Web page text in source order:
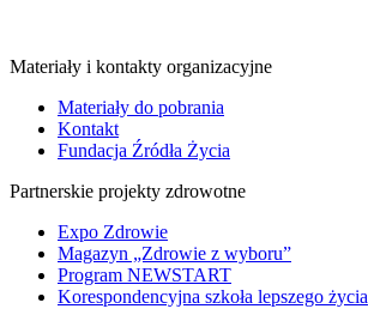
Materiały i kontakty organizacyjne
Materiały do pobrania
Kontakt
Fundacja Źródła Życia
Partnerskie projekty zdrowotne
Expo Zdrowie
Magazyn „Zdrowie z wyboru”
Program NEWSTART
Korespondencyjna szkoła lepszego życia